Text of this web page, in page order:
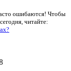
ошибаются! Чтобы
читайте: